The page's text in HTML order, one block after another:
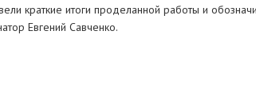
краткие итоги проделанной работы и
Евгений Савченко.